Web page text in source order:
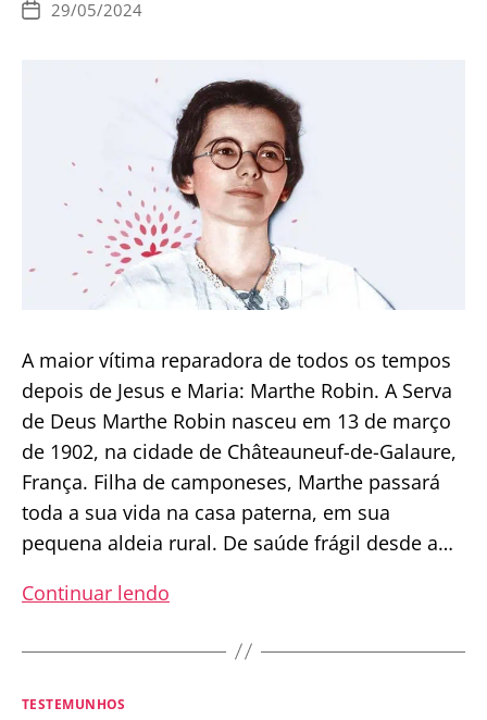
Cristo”
Data29/05/2024
A maior vítima reparadora de todos os tempos
depois de Jesus e Maria: Marthe Robin. A Serva
de Deus Marthe Robin nasceu em 13 de março
de 1902, na cidade de Châteauneuf-de-Galaure,
França. Filha de camponeses, Marthe passará
toda a sua vida na casa paterna, em sua
pequena aldeia rural. De saúde frágil desde a…
Continuar lendo
Mais
Categorias
TESTEMUNHOS